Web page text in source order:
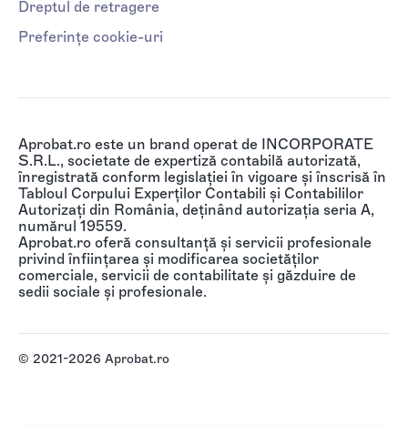
Dreptul de retragere
Preferințe cookie-uri
Aprobat.ro este un brand operat de INCORPORATE
S.R.L., societate de expertiză contabilă autorizată,
înregistrată conform legislației în vigoare și înscrisă în
Tabloul Corpului Experților Contabili și Contabililor
Autorizați din România, deținând autorizația seria A,
numărul 19559.
Aprobat.ro oferă consultanță și servicii profesionale
privind înființarea și modificarea societăților
comerciale, servicii de contabilitate și găzduire de
sedii sociale și profesionale.
© 2021-2026 Aprobat.ro